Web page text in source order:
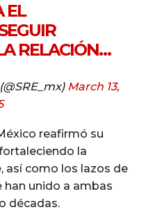
EL
RELACIÓN…
March 13,
reafirmó su
la
así como los lazos de
unido a ambas
décadas.